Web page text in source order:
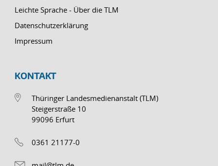
Leichte Sprache - Über die TLM
Datenschutzerklärung
Impressum
KONTAKT
Thüringer Landesmedienanstalt (TLM)
Steigerstraße 10
99096 Erfurt
0361 21177-0